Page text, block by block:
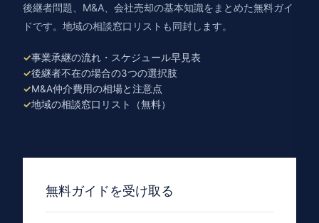
後継者問題、M&A、会社売却の基本知識をまとめた無料ガイ
ドです。地域の相談窓口リストも同封します。
事業承継の流れ・スケジュール早見表
後継者不在の場合の3つの選択肢
M&A仲介費用の相場と注意点
地域の相談窓口リスト（無料）
無料ガイドを受け取る